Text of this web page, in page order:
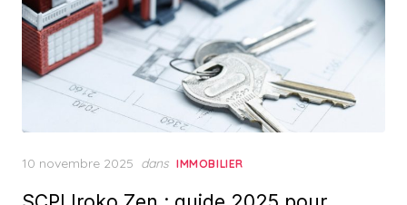
Posted
10 novembre 2025 dans IMMOBILIER